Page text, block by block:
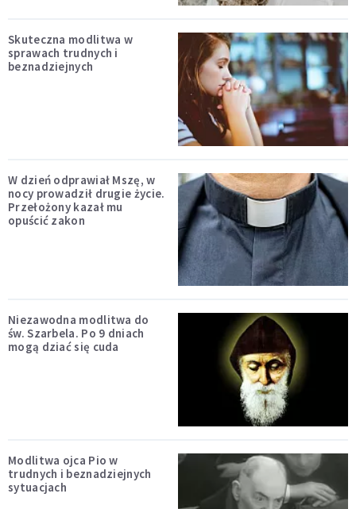
Skuteczna modlitwa w
sprawach trudnych i
beznadziejnych
W dzień odprawiał Mszę, w
nocy prowadził drugie życie.
Przełożony kazał mu
opuścić zakon
Niezawodna modlitwa do
św. Szarbela. Po 9 dniach
mogą dziać się cuda
Modlitwa ojca Pio w
trudnych i beznadziejnych
sytuacjach